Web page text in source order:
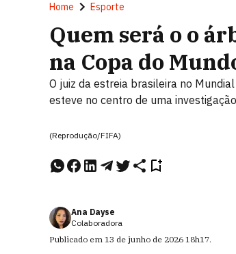
Home Esporte
Quem será o o
na Copa do
O juiz da estreia brasileira no
esteve no centro de uma
(Reprodução/FIFA)
Ana Dayse
Colaboradora
Publicado em 13 de junho de 2026 18h17.